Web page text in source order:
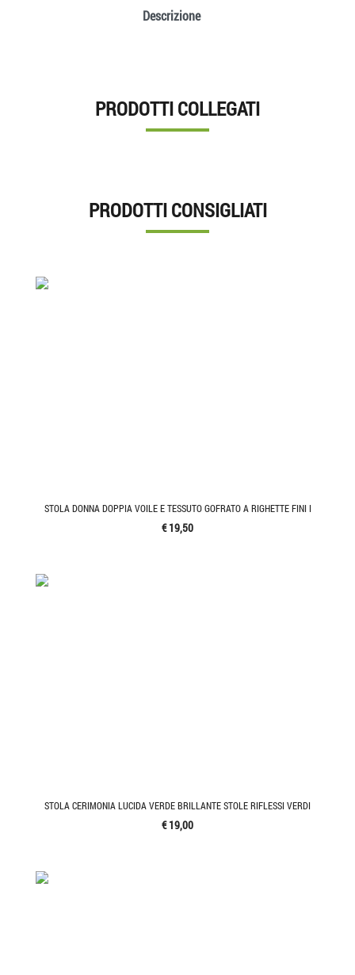
Descrizione
PRODOTTI COLLEGATI
PRODOTTI CONSIGLIATI
STOLA DONNA DOPPIA VOILE E TESSUTO GOFRATO A RIGHETTE FINI I
€ 19,50
STOLA CERIMONIA LUCIDA VERDE BRILLANTE STOLE RIFLESSI VERDI
€ 19,00